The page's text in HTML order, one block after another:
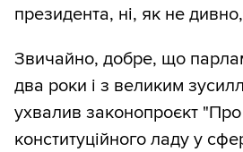
президента, ні, як не
Звичайно, добре, що
два роки і з великим
ухвалив законопроєкт "Про
конституційного ладу у